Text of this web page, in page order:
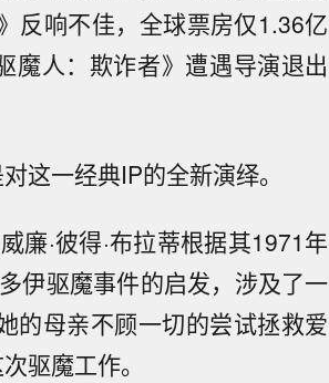
反响不佳，全球票房仅1.36亿
魔人：欺诈者》遭遇导演退出
这一经典IP的全新演绎。
威廉·彼得·布拉蒂根据其1971年
伊驱魔事件的启发，涉及了一
的母亲不顾一切的尝试拯救爱
驱魔工作。